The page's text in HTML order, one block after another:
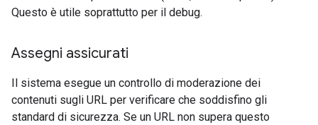
Questo è utile soprattutto per il debug.
Assegni assicurati
Il sistema esegue un controllo di moderazione dei
contenuti sugli URL per verificare che soddisfino gli
standard di sicurezza. Se un URL non supera questo